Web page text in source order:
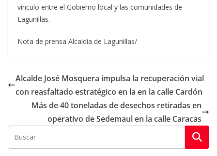
vínculo entre el Gobierno local y las comunidades de
Lagunillas.
Nota de prensa Alcaldía de Lagunillas/
Alcalde José Mosquera impulsa la recuperación vial
con reasfaltado estratégico en la en la calle Cardón
Más de 40 toneladas de desechos retiradas en
operativo de Sedemaul en la calle Caracas